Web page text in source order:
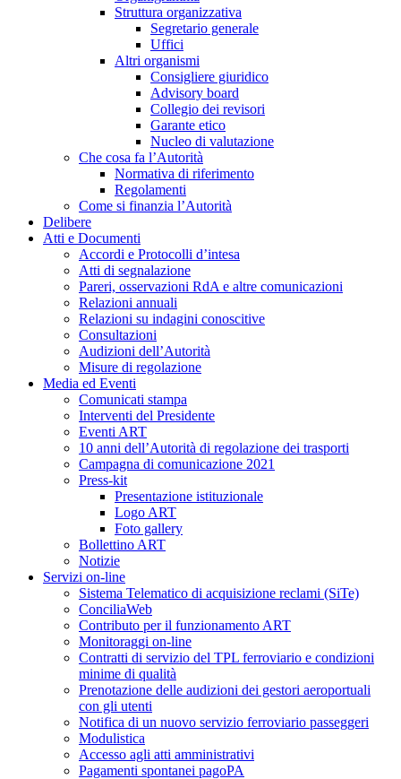
Struttura organizzativa
Segretario generale
Uffici
Altri organismi
Consigliere giuridico
Advisory board
Collegio dei revisori
Garante etico
Nucleo di valutazione
Che cosa fa l’Autorità
Normativa di riferimento
Regolamenti
Come si finanzia l’Autorità
Delibere
Atti e Documenti
Accordi e Protocolli d’intesa
Atti di segnalazione
Pareri, osservazioni RdA e altre comunicazioni
Relazioni annuali
Relazioni su indagini conoscitive
Consultazioni
Audizioni dell’Autorità
Misure di regolazione
Media ed Eventi
Comunicati stampa
Interventi del Presidente
Eventi ART
10 anni dell’Autorità di regolazione dei trasporti
Campagna di comunicazione 2021
Press-kit
Presentazione istituzionale
Logo ART
Foto gallery
Bollettino ART
Notizie
Servizi on-line
Sistema Telematico di acquisizione reclami (SiTe)
ConciliaWeb
Contributo per il funzionamento ART
Monitoraggi on-line
Contratti di servizio del TPL ferroviario e condizioni
minime di qualità
Prenotazione delle audizioni dei gestori aeroportuali
con gli utenti
Notifica di un nuovo servizio ferroviario passeggeri
Modulistica
Accesso agli atti amministrativi
Pagamenti spontanei pagoPA